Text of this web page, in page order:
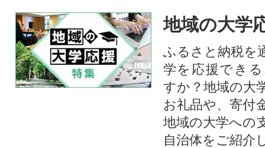
地域の大学
ふるさと納税を
学を応援でき
すか？地域の大
お礼品や、寄付
地域の大学への
自治体をご紹介